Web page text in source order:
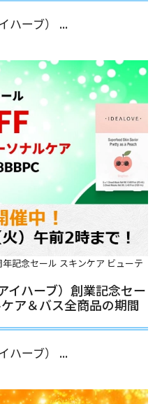
ハーブ） ...
年記念セール スキンケア ビューテ
ハーブ）創業記念セー
ア＆バス全商品の期間
ハーブ） ...